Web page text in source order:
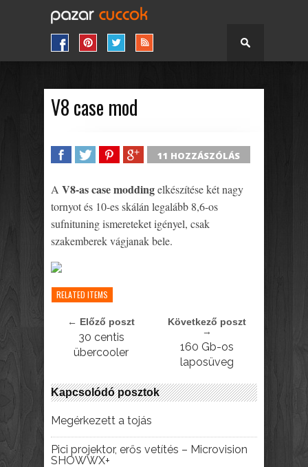
V8 case mod
11 HOZZÁSZÓLÁS
A V8-as case moddingelkészítése két nagy
tornyot és 10-es skálán legalább 8,6-os
sufnituning ismereteket igényel, csak
szakemberek vágjanak bele.
RELATED ITEMS
← Előző poszt
30 centis
übercooler
Következő poszt
→
160 Gb-os
laposüveg
Kapcsolódó posztok
Megérkezett a tojás
Pici projektor, erős vetítés – Microvision
SHOWWX+